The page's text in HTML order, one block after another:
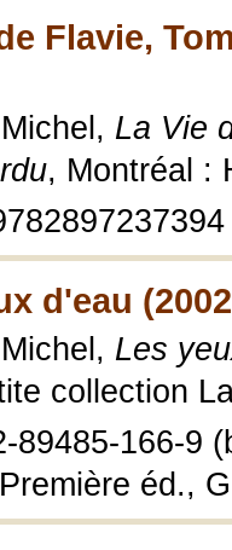
Flavie,
La Vie
, Montréal :
d'eau
Les
collection
89485-166-9
éd.,